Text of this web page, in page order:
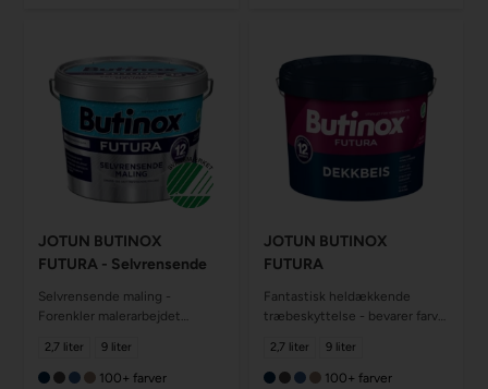
JOTUN BUTINOX
FUTURA - Selvrensende
Selvrensende maling -
Forenkler malerarbejdet
2,7 liter 9 liter
100+ farver
JOTUN BUTINOX
FUTURA
Fantastisk heldækkende
træbeskyttelse - bevarer farve
2,7 liter 9 liter
100+ farver